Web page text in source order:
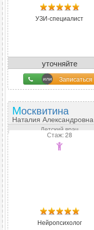
УЗИ-специалист
уточняйте
Записаться
Москвитина
Наталия Александровна
Детский врач
Стаж: 28
Нейропсихолог